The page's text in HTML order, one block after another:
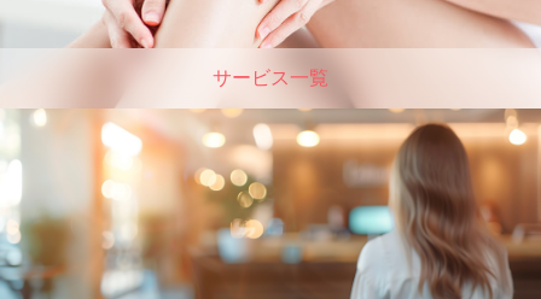
サービス一覧